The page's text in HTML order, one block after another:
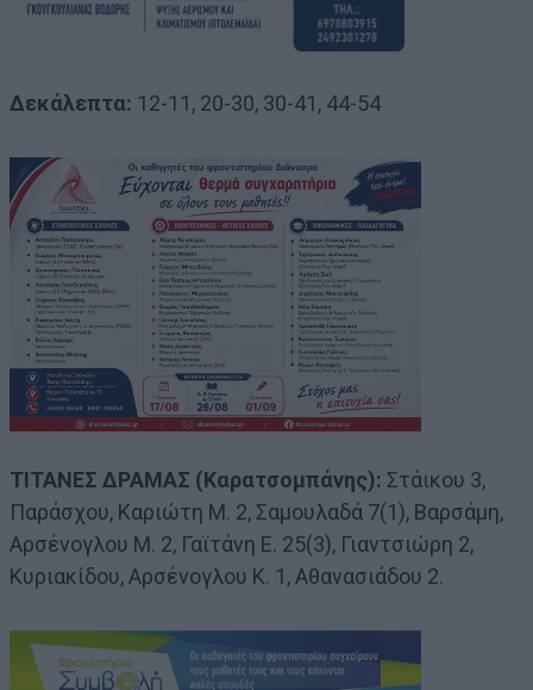
Δεκάλεπτα: 12-11, 20-30, 30-41, 44-54
ΤΙΤΑΝΕΣ ΔΡΑΜΑΣ (Καρατσομπάνης): Στάικου 3,
Παράσχου, Καριώτη Μ. 2, Σαμουλαδά 7(1), Βαρσάμη,
Αρσένογλου Μ. 2, Γαϊτάνη Ε. 25(3), Γιαντσιώρη 2,
Κυριακίδου, Αρσένογλου Κ. 1, Αθανασιάδου 2.